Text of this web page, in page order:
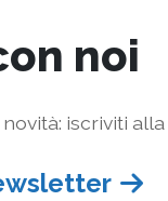
noi
iscriviti